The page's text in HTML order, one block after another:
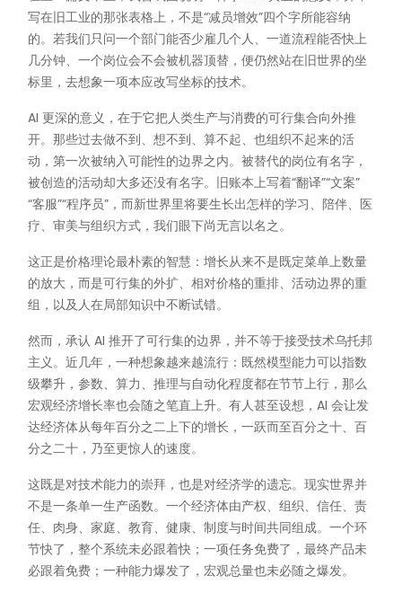
写在旧工业的那张表格上，不是“减员增效”四个字所能容纳
的。若我们只问一个部门能否少雇几个人、一道流程能否快上
几分钟、一个岗位会不会被机器顶替，便仍然站在旧世界的坐
标里，去想象一项本应改写坐标的技术。
AI 更深的意义，在于它把人类生产与消费的可行集合向外推
开。那些过去做不到、想不到、算不起、也组织不起来的活
动，第一次被纳入可能性的边界之内。被替代的岗位有名字，
被创造的活动却大多还没有名字。旧账本上写着“翻译”“文案”
“客服”“程序员”，而新世界里将要生长出怎样的学习、陪伴、医
疗、审美与组织方式，我们眼下尚无言以名之。
这正是价格理论最朴素的智慧：增长从来不是既定菜单上数量
的放大，而是可行集的外扩、相对价格的重排、活动边界的重
组，以及人在局部知识中不断试错。
然而，承认 AI 推开了可行集的边界，并不等于接受技术乌托邦
主义。近几年，一种想象越来越流行：既然模型能力可以指数
级攀升，参数、算力、推理与自动化程度都在节节上行，那么
宏观经济增长率也会随之笔直上升。有人甚至设想，AI 会让发
达经济体从每年百分之二上下的增长，一跃而至百分之十、百
分之二十，乃至更惊人的速度。
这既是对技术能力的崇拜，也是对经济学的遗忘。现实世界并
不是一条单一生产函数。一个经济体由产权、组织、信任、责
任、肉身、家庭、教育、健康、制度与时间共同组成。一个环
节快了，整个系统未必跟着快；一项任务免费了，最终产品未
必跟着免费；一种能力爆发了，宏观总量也未必随之爆发。